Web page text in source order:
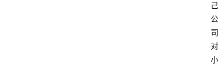
己
公
司
对
小